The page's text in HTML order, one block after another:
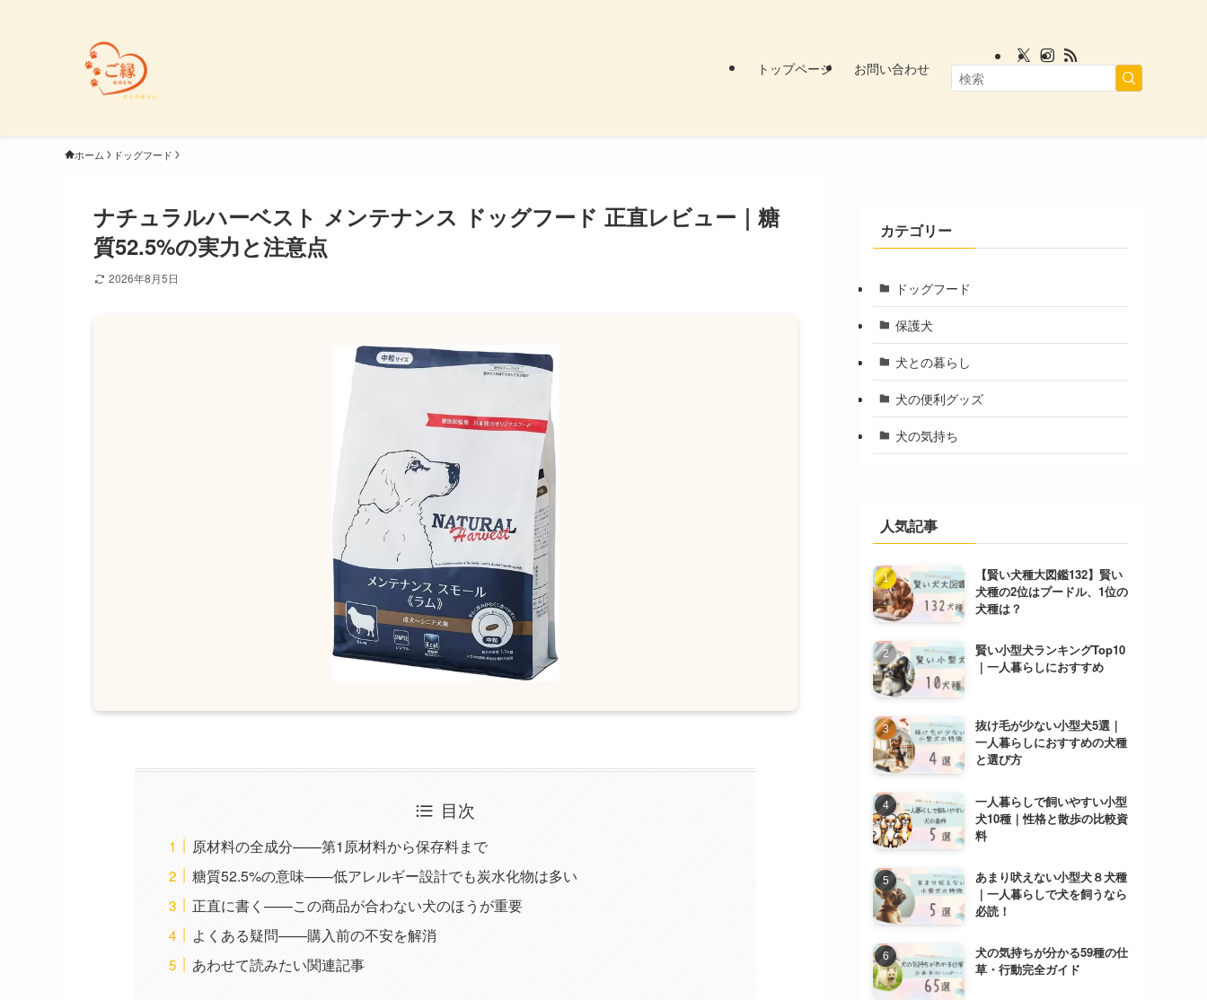
トップページ お問い合わせ
ホーム ドッグフード
ナチュラルハーベスト メンテナンス ドッグフード 正直レビュー｜糖
質52.5%の実力と注意点
2026年8月5日
目次
原材料の全成分——第1原材料から保存料まで
糖質52.5%の意味——低アレルギー設計でも炭水化物は多い
正直に書く——この商品が合わない犬のほうが重要
よくある疑問——購入前の不安を解消
あわせて読みたい関連記事
カテゴリー
ドッグフード
保護犬
犬との暮らし
犬の便利グッズ
犬の気持ち
人気記事
【賢い犬種大図鑑132】賢い
犬種の2位はプードル、1位の
犬種は？
賢い小型犬ランキングTop10
｜一人暮らしにおすすめ
抜け毛が少ない小型犬5選｜
一人暮らしにおすすめの犬種
と選び方
一人暮らしで飼いやすい小型
犬10種｜性格と散歩の比較資
料
あまり吠えない小型犬８犬種
｜一人暮らしで犬を飼うなら
必読！
犬の気持ちが分かる59種の仕
草・行動完全ガイド